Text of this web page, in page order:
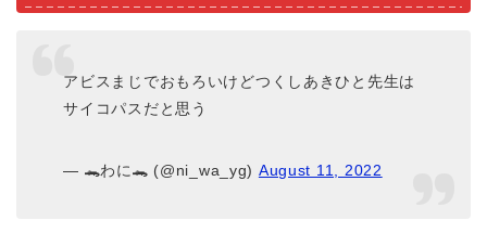
アビスまじでおもろいけどつくしあきひと先生は
サイコパスだと思う
— 🐊わに🐊 (@ni_wa_yg) August 11, 2022